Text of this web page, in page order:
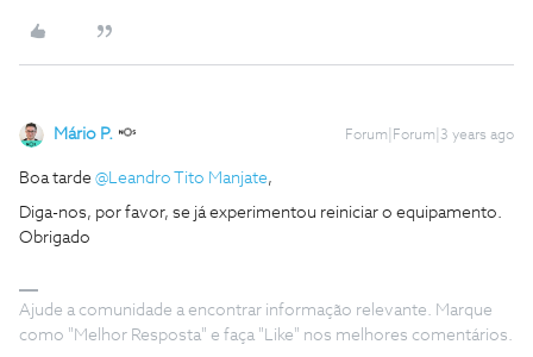
Mário P. Forum|Forum|3 years ago
Boa tarde @Leandro Tito Manjate,
Diga-nos, por favor, se já experimentou reiniciar o equipamento.
Obrigado
Ajude a comunidade a encontrar informação relevante. Marque
como "Melhor Resposta" e faça "Like" nos melhores comentários.